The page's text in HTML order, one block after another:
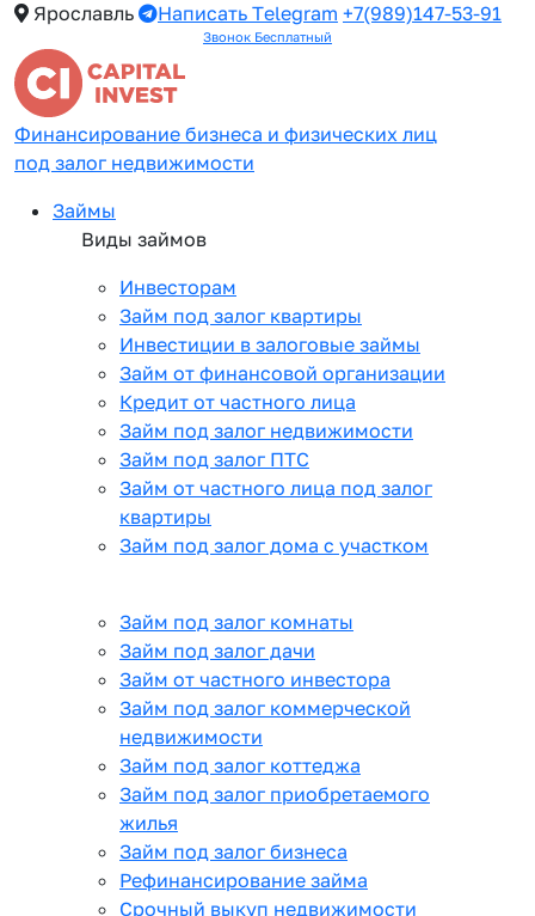
Ярославль
Написать Telegram +7(989)147-53-91
Звонок Бесплатный
Финансирование бизнеса и физических лиц
под залог недвижимости
Займы
Виды займов
Инвесторам
Займ под залог квартиры
Инвестиции в залоговые займы
Займ от финансовой организации
Кредит от частного лица
Займ под залог недвижимости
Займ под залог ПТС
Займ от частного лица под залог
квартиры
Займ под залог дома с участком
Займ под залог комнаты
Займ под залог дачи
Займ от частного инвестора
Займ под залог коммерческой
недвижимости
Займ под залог коттеджа
Займ под залог приобретаемого
жилья
Займ под залог бизнеса
Рефинансирование займа
Срочный выкуп недвижимости